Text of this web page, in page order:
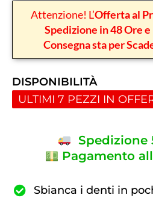
Attenzione! L’Offerta al
Spedizione in 48 Ore
Consegna sta per
DISPONIBILITÀ
ULTIMI 7 PEZZI IN
Spedizione
Pagamento
Sbianca i denti in